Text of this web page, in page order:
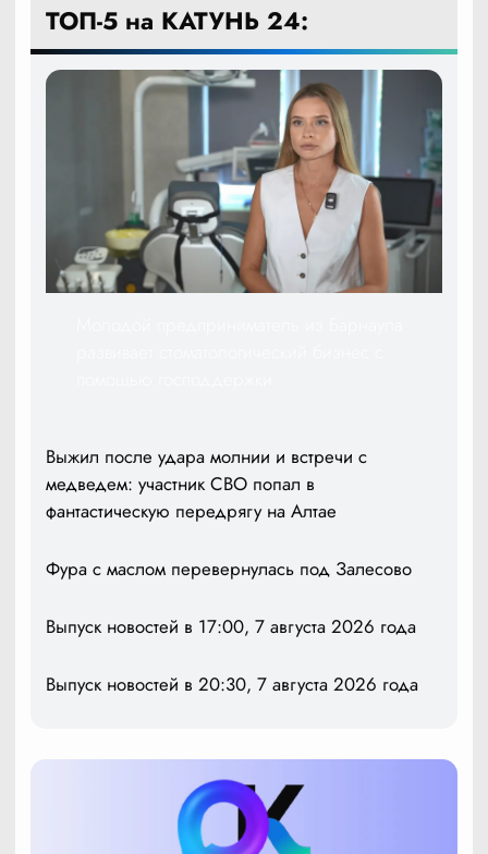
ТОП-5 на КАТУНЬ 24:
Выжил после удара молнии и встречи с
медведем: участник СВО попал в
фантастическую передрягу на Алтае
Фура с маслом перевернулась под Залесово
Выпуск новостей в 17:00, 7 августа 2026 года
Выпуск новостей в 20:30, 7 августа 2026 года